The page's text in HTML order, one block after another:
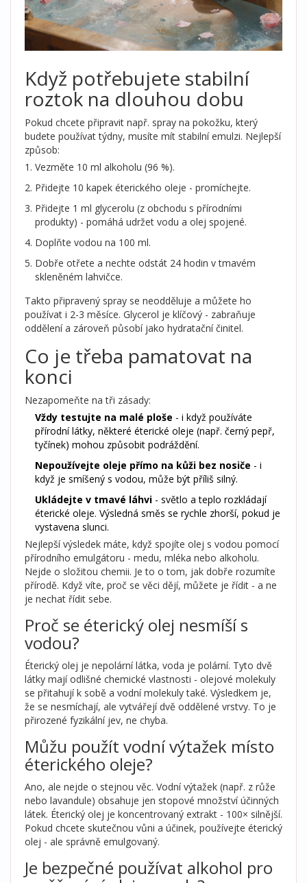
Když potřebujete stabilní
roztok na dlouhou dobu
Pokud chcete připravit např. spray na pokožku, který
budete používat týdny, musíte mít stabilní emulzi. Nejlepší
způsob:
Vezměte 10 ml alkoholu (96 %).
Přidejte 10 kapek éterického oleje - promíchejte.
Přidejte 1 ml glycerolu (z obchodu s přírodními
produkty) - pomáhá udržet vodu a olej spojené.
Doplňte vodou na 100 ml.
Dobře otřete a nechte odstát 24 hodin v tmavém
skleněném lahvičce.
Takto připravený spray se neodděluje a můžete ho
používat i 2-3 měsíce. Glycerol je klíčový - zabraňuje
oddělení a zároveň působí jako hydratační činitel.
Co je třeba pamatovat na
konci
Nezapomeňte na tři zásady:
Vždy testujte na malé ploše - i když používáte
přírodní látky, některé éterické oleje (např. černý pepř,
tyčínek) mohou způsobit podráždění.
Nepoužívejte oleje přímo na kůži bez nosiče - i
když je smíšený s vodou, může být příliš silný.
Ukládejte v tmavé láhvi - světlo a teplo rozkládají
éterické oleje. Výsledná směs se rychle zhorší, pokud je
vystavena slunci.
Nejlepší výsledek máte, když spojíte olej s vodou pomocí
přírodního emulgátoru - medu, mléka nebo alkoholu.
Nejde o složitou chemii. Je to o tom, jak dobře rozumíte
přírodě. Když víte, proč se věci dějí, můžete je řídit - a ne
je nechat řídit sebe.
Proč se éterický olej nesmíší s
vodou?
Éterický olej je nepolární látka, voda je polární. Tyto dvě
látky mají odlišné chemické vlastnosti - olejové molekuly
se přitahují k sobě a vodní molekuly také. Výsledkem je,
že se nesmíchají, ale vytvářejí dvě oddělené vrstvy. To je
přirozené fyzikální jev, ne chyba.
Můžu použít vodní výtažek místo
éterického oleje?
Ano, ale nejde o stejnou věc. Vodní výtažek (např. z růže
nebo lavandule) obsahuje jen stopové množství účinných
látek. Éterický olej je koncentrovaný extrakt - 100× silnější.
Pokud chcete skutečnou vůni a účinek, používejte éterický
olej - ale správně emulgovaný.
Je bezpečné používat alkohol pro